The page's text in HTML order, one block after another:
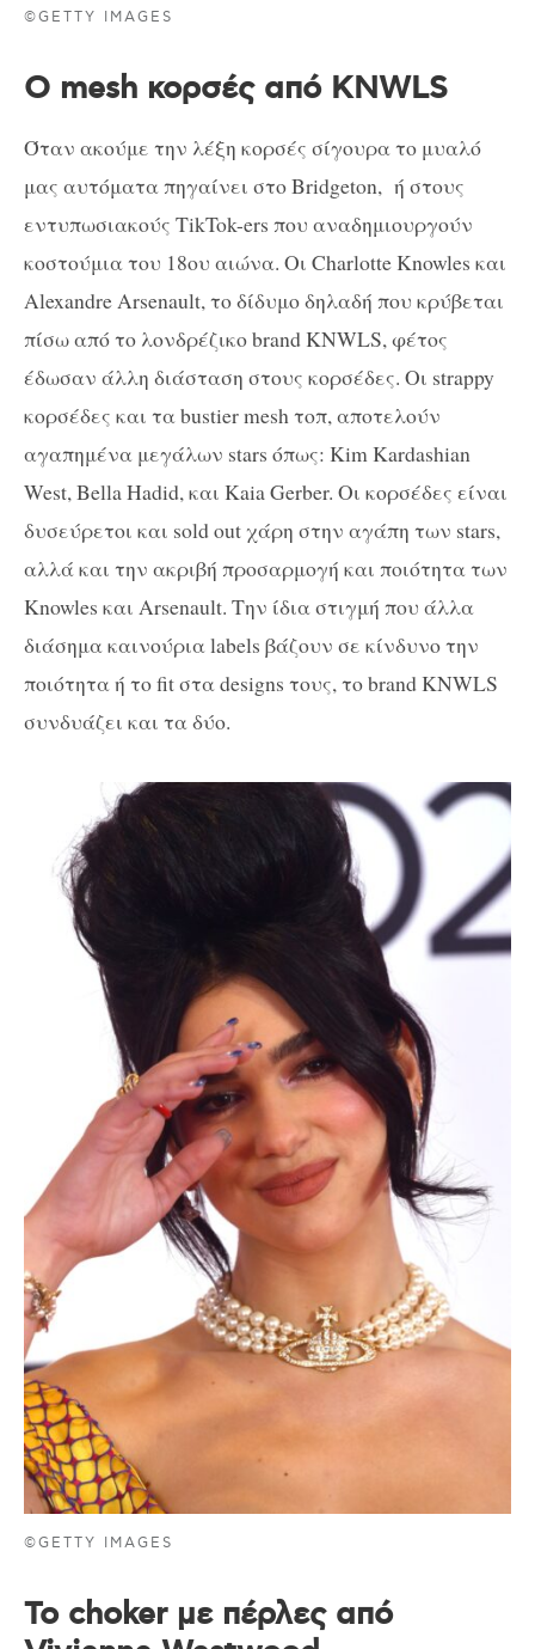
©GETTY IMAGES
Ο mesh κορσές από KNWLS
Όταν ακούμε την λέξη κορσές σίγουρα το μυαλό
μας αυτόματα πηγαίνει στο Bridgeton, ή στους
εντυπωσιακούς TikTok-ers που αναδημιουργούν
κοστούμια του 18ου αιώνα. Οι Charlotte Knowles και
Alexandre Arsenault, το δίδυμο δηλαδή που κρύβεται
πίσω από το λονδρέζικο brand KNWLS, φέτος
έδωσαν άλλη διάσταση στους κορσέδες. Οι strappy
κορσέδες και τα bustier mesh τοπ, αποτελούν
αγαπημένα μεγάλων stars όπως: Kim Kardashian
West, Bella Hadid, και Kaia Gerber. Οι κορσέδες είναι
δυσεύρετοι και sold out χάρη στην αγάπη των stars,
αλλά και την ακριβή προσαρμογή και ποιότητα των
Knowles και Arsenault. Την ίδια στιγμή που άλλα
διάσημα καινούρια labels βάζουν σε κίνδυνο την
ποιότητα ή το fit στα designs τους, το brand KNWLS
συνδυάζει και τα δύο.
©GETTY IMAGES
Το choker με πέρλες από